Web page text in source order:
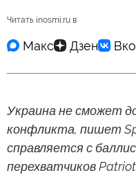
Читать inosmi.ru в
Украина не сможет
конфликта, пишет
справляется с
перехватчиков